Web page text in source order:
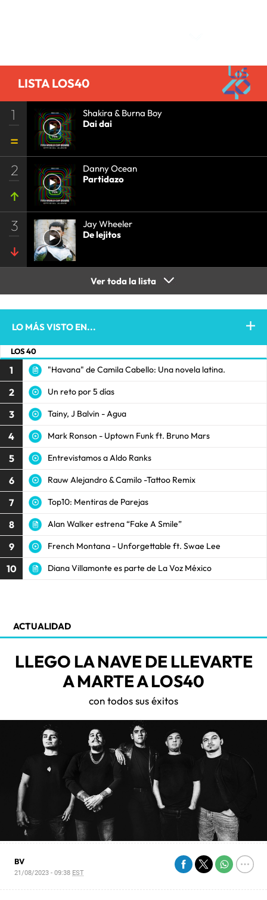
LISTA LOS40
1
Shakira & Burna Boy
Dai dai
2
Danny Ocean
Partidazo
3
Jay Wheeler
De lejitos
Ver toda la lista
LO MÁS VISTO EN...
LOS 40
1 "Havana" de Camila Cabello: Una novela latina.
2 Un reto por 5 días
3 Tainy, J Balvin - Agua
4 Mark Ronson - Uptown Funk ft. Bruno Mars
5 Entrevistamos a Aldo Ranks
6 Rauw Alejandro & Camilo -Tattoo Remix
7 Top10: Mentiras de Parejas
8 Alan Walker estrena “Fake A Smile”
9 French Montana - Unforgettable ft. Swae Lee
10 Diana Villamonte es parte de La Voz México
ACTUALIDAD
LLEGO LA NAVE DE LLEVARTE
A MARTE A LOS40
con todos sus éxitos
BV
21/08/2023 - 09:38 EST